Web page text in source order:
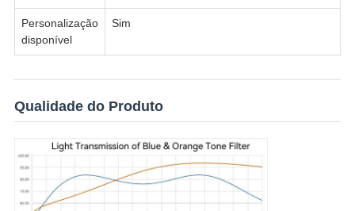
Personalização
disponível
Sim
Qualidade do Produto